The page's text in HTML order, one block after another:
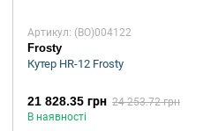
Артикул: (BO)004122
Frosty
Кутер HR-12 Frosty
21 828.35 грн 24 253.72 грн
В наявності